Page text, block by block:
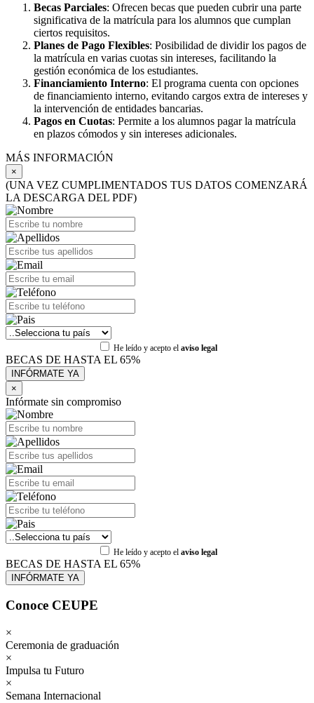
Becas Parciales: Ofrecen becas que pueden cubrir una parte
significativa de la matrícula para los alumnos que cumplan
ciertos requisitos.
Planes de Pago Flexibles: Posibilidad de dividir los pagos de
la matrícula en varias cuotas sin intereses, facilitando la
gestión económica de los estudiantes.
Financiamiento Interno: El programa cuenta con opciones
de financiamiento interno, evitando cargos extra de intereses y
la intervención de entidades bancarias.
Pagos en Cuotas: Permite a los alumnos pagar la matrícula
en plazos cómodos y sin intereses adicionales.
MÁS INFORMACIÓN
×
(UNA VEZ CUMPLIMENTADOS TUS DATOS COMENZARÁ
LA DESCARGA DEL PDF)
He leído y acepto el aviso legal
BECAS DE HASTA EL 65%
×
Infórmate sin compromiso
He leído y acepto el aviso legal
BECAS DE HASTA EL 65%
Conoce CEUPE
×
Ceremonia de graduación
×
Impulsa tu Futuro
×
Semana Internacional